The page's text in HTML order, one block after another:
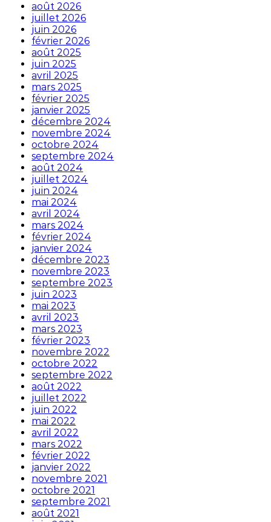
août 2026
juillet 2026
juin 2026
février 2026
août 2025
juin 2025
avril 2025
mars 2025
février 2025
janvier 2025
décembre 2024
novembre 2024
octobre 2024
septembre 2024
août 2024
juillet 2024
juin 2024
mai 2024
avril 2024
mars 2024
février 2024
janvier 2024
décembre 2023
novembre 2023
septembre 2023
juin 2023
mai 2023
avril 2023
mars 2023
février 2023
novembre 2022
octobre 2022
septembre 2022
août 2022
juillet 2022
juin 2022
mai 2022
avril 2022
mars 2022
février 2022
janvier 2022
novembre 2021
octobre 2021
septembre 2021
août 2021